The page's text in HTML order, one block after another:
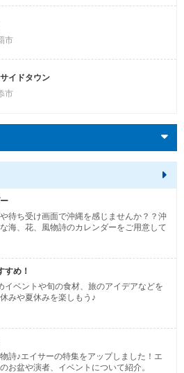
市
イドタウン
市
待ち受け画面で沖縄を感じませんか？？沖
海、花、風物詩のカレンダーをご用意して
すめ！
イベントや旬の食材、旅のアイデアなどを
みや夏休みを楽しもう♪
詩♪エイサーの特集をアップしました！エ
お盆や演者、イベントについて紹介。